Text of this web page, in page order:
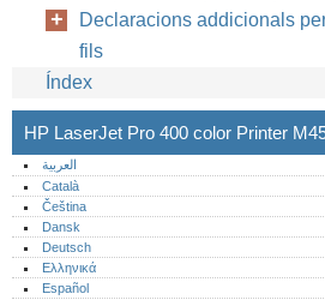
Declaracions addicionals
fils
Índex
HP LaserJet Pro 400 color Printer
العربية
Català
Čeština
Dansk
Deutsch
Ελληνικά
Español